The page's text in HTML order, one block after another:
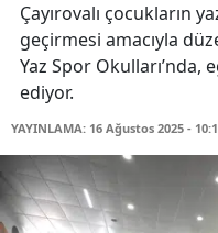
Çayırovalı çocukların
geçirmesi amacıyla
Yaz Spor Okulları’nda,
ediyor.
YAYINLAMA: 16 Ağustos 2025 -